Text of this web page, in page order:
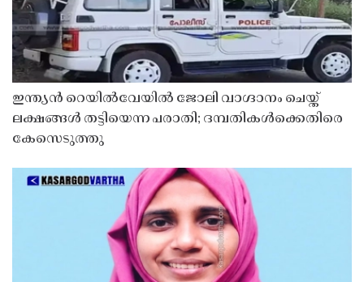
ഇന്ത്യൻ റെയിൽവേയിൽ ജോലി വാഗ്ദാനം ചെയ്ത്
ലക്ഷങ്ങൾ തട്ടിയെന്ന പരാതി; ദമ്പതികൾക്കെതിരെ
കേസെടുത്തു